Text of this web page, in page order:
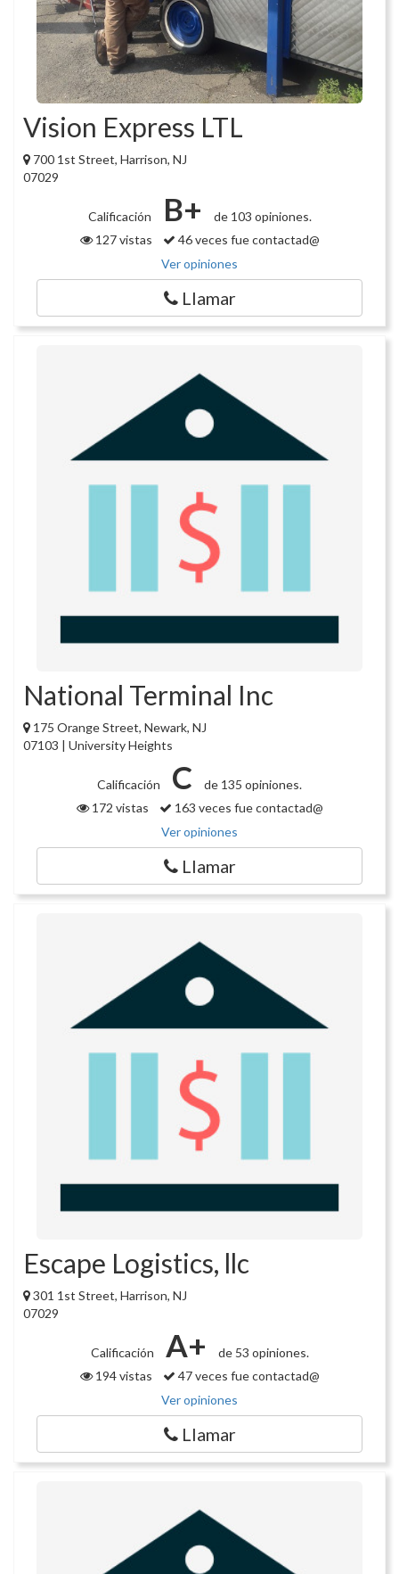
Vision Express LTL
700 1st Street, Harrison, NJ
07029
Calificación B+
de 103 opiniones.
127 vistas
46 veces fue contactad@
Ver opiniones
Llamar
National Terminal Inc
175 Orange Street, Newark, NJ
07103 | University Heights
Calificación C
de 135 opiniones.
172 vistas
163 veces fue contactad@
Ver opiniones
Llamar
Escape Logistics, llc
301 1st Street, Harrison, NJ
07029
Calificación A+
de 53 opiniones.
194 vistas
47 veces fue contactad@
Ver opiniones
Llamar